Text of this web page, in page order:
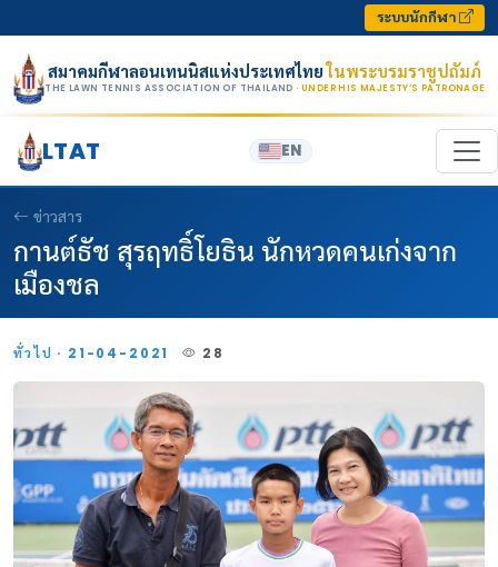
ระบบนักกีฬา
สมาคมกีฬาลอนเทนนิสแห่งประเทศไทยในพระบรมราชูปถัมภ์
THE LAWN TENNIS ASSOCIATION OF THAILAND · UNDER HIS MAJESTY’S PATRONAGE
LTAT EN
ข่าวสาร
กานต์ธัช สุรฤทธิ์โยธิน นักหวดคนเก่งจาก
เมืองชล
ทั่วไป · 21-04-2021 28